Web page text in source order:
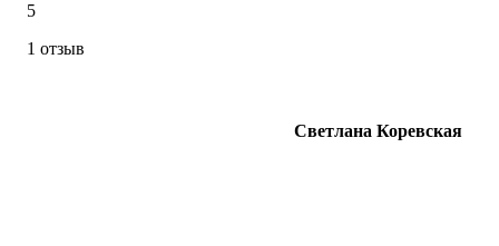
5
1 отзыв
Светлана Коревская